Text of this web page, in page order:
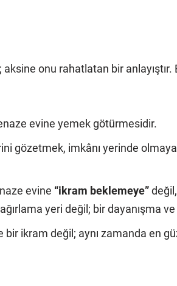
aksine onu rahatlatan bir
evine yemek götürmesidir.
gözetmek, imkânı yerinde
evine “ikram beklemeye”
yeri değil; bir dayanışma ve
ikram değil; aynı zamanda en